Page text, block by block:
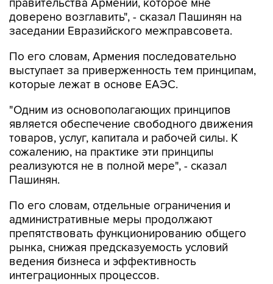
правительства Армении, которое мне
доверено возглавить", - сказал Пашинян на
заседании Евразийского межправсовета.
По его словам, Армения последовательно
выступает за приверженность тем принципам,
которые лежат в основе ЕАЭС.
"Одним из основополагающих принципов
является обеспечение свободного движения
товаров, услуг, капитала и рабочей силы. К
сожалению, на практике эти принципы
реализуются не в полной мере", - сказал
Пашинян.
По его словам, отдельные ограничения и
административные меры продолжают
препятствовать функционированию общего
рынка, снижая предсказуемость условий
ведения бизнеса и эффективность
интеграционных процессов.